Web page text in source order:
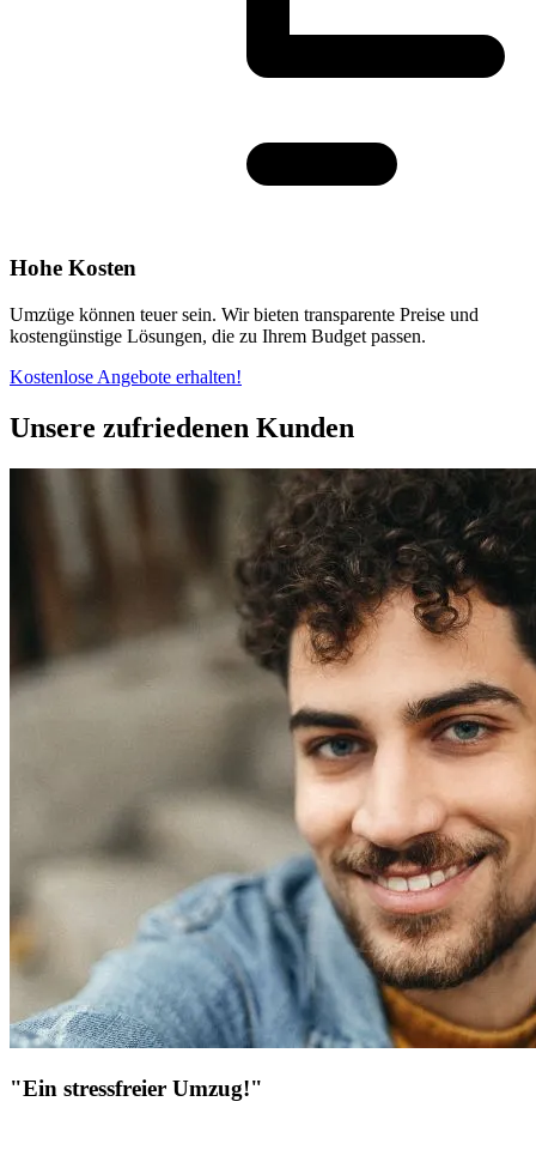
Hohe Kosten
Umzüge können teuer sein. Wir bieten transparente Preise und
kostengünstige Lösungen, die zu Ihrem Budget passen.
Kostenlose Angebote erhalten!
Unsere zufriedenen Kunden
"Ein stressfreier Umzug!"